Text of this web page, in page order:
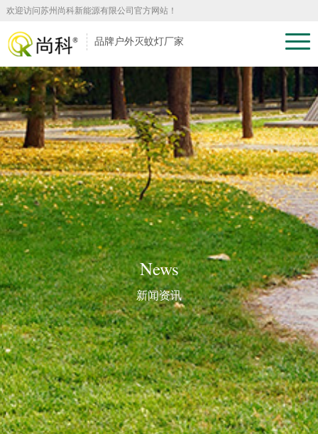
欢迎访问苏州尚科新能源有限公司官方网站！
品牌户外灭蚊灯厂家
News
新闻资讯